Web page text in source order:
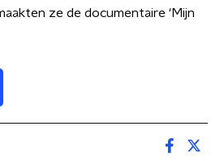
ze de documentaire ‘Mijn